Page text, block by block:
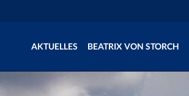
AKTUELLES BEATRIX VON STORCH